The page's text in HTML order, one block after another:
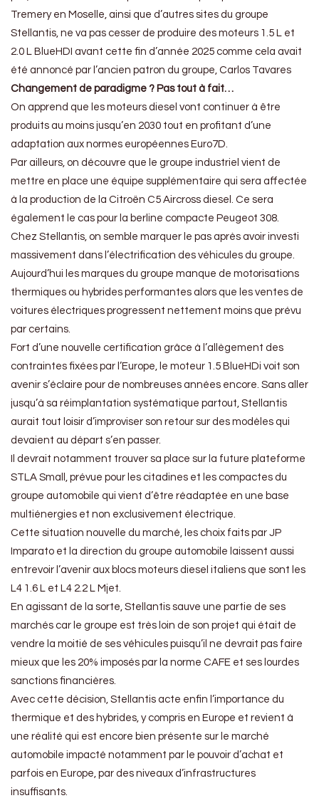
Tremery en Moselle, ainsi que d’autres sites du groupe
Stellantis, ne va pas cesser de produire des moteurs 1.5 L et
2.0 L BlueHDI avant cette fin d’année 2025 comme cela avait
été annoncé par l’ancien patron du groupe, Carlos Tavares
Changement de paradigme ? Pas tout à fait…
On apprend que les moteurs diesel vont continuer à être
produits au moins jusqu’en 2030 tout en profitant d’une
adaptation aux normes européennes Euro7D.
Par ailleurs, on découvre que le groupe industriel vient de
mettre en place une équipe supplémentaire qui sera affectée
à la production de la Citroën C5 Aircross diesel. Ce sera
également le cas pour la berline compacte Peugeot 308.
Chez Stellantis, on semble marquer le pas après avoir investi
massivement dans l’électrification des véhicules du groupe.
Aujourd’hui les marques du groupe manque de motorisations
thermiques ou hybrides performantes alors que les ventes de
voitures électriques progressent nettement moins que prévu
par certains.
Fort d’une nouvelle certification grâce à l’allègement des
contraintes fixées par l’Europe, le moteur 1.5 BlueHDi voit son
avenir s’éclaire pour de nombreuses années encore. Sans aller
jusqu’à sa réimplantation systématique partout, Stellantis
aurait tout loisir d’improviser son retour sur des modèles qui
devaient au départ s’en passer.
Il devrait notamment trouver sa place sur la future plateforme
STLA Small, prévue pour les citadines et les compactes du
groupe automobile qui vient d’être réadaptée en une base
multiénergies et non exclusivement électrique.
Cette situation nouvelle du marché, les choix faits par JP
Imparato et la direction du groupe automobile laissent aussi
entrevoir l’avenir aux blocs moteurs diesel italiens que sont les
L4 1.6 L et L4 2.2 L Mjet.
En agissant de la sorte, Stellantis sauve une partie de ses
marchés car le groupe est très loin de son projet qui était de
vendre la moitié de ses véhicules puisqu’il ne devrait pas faire
mieux que les 20% imposés par la norme CAFE et ses lourdes
sanctions financières.
Avec cette décision, Stellantis acte enfin l’importance du
thermique et des hybrides, y compris en Europe et revient à
une réalité qui est encore bien présente sur le marché
automobile impacté notamment par le pouvoir d’achat et
parfois en Europe, par des niveaux d’infrastructures
insuffisants.